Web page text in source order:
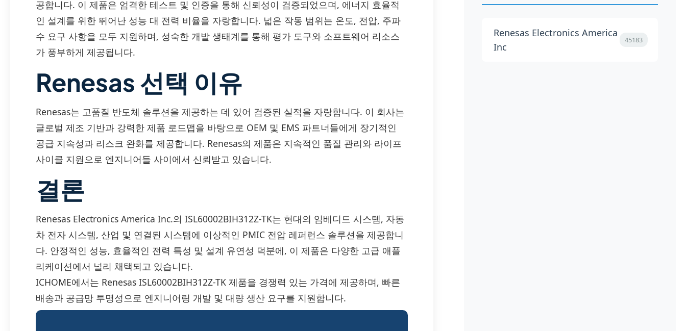
공합니다. 이 제품은 엄격한 테스트 및 인증을 통해 신뢰성이 검증되었으며, 에너지 효율적
인 설계를 위한 뛰어난 성능 대 전력 비율을 자랑합니다. 넓은 작동 범위는 온도, 전압, 주파
수 요구 사항을 모두 지원하며, 성숙한 개발 생태계를 통해 평가 도구와 소프트웨어 리소스
가 풍부하게 제공됩니다.
Renesas 선택 이유
Renesas는 고품질 반도체 솔루션을 제공하는 데 있어 검증된 실적을 자랑합니다. 이 회사는
글로벌 제조 기반과 강력한 제품 로드맵을 바탕으로 OEM 및 EMS 파트너들에게 장기적인
공급 지속성과 리스크 완화를 제공합니다. Renesas의 제품은 지속적인 품질 관리와 라이프
사이클 지원으로 엔지니어들 사이에서 신뢰받고 있습니다.
결론
Renesas Electronics America Inc.의 ISL60002BIH312Z-TK는 현대의 임베디드 시스템, 자동
차 전자 시스템, 산업 및 연결된 시스템에 이상적인 PMIC 전압 레퍼런스 솔루션을 제공합니
다. 안정적인 성능, 효율적인 전력 특성 및 설계 유연성 덕분에, 이 제품은 다양한 고급 애플
리케이션에서 널리 채택되고 있습니다.
ICHOME에서는 Renesas ISL60002BIH312Z-TK 제품을 경쟁력 있는 가격에 제공하며, 빠른
배송과 공급망 투명성으로 엔지니어링 개발 및 대량 생산 요구를 지원합니다.
Renesas Electronics America
Inc
45183